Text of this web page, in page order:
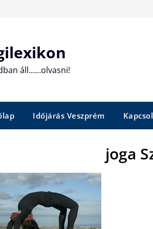
áll……olvasni!
Időjárás Veszprém
joga